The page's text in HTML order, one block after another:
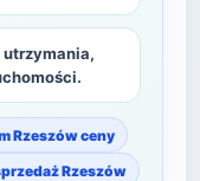
Rzeszów ceny
Rzeszów